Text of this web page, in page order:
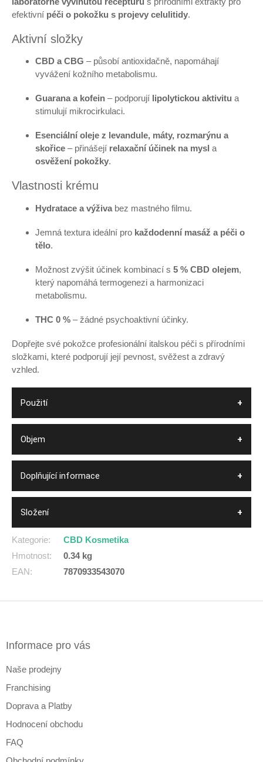
efektivní péči o pokožku s projevy celulitidy.
Aktivní složky
CBD a CBG – působí antioxidačně, napomáhají
vyvážení kožního metabolismu.
Guarana a kofein – podporují lipolytickou aktivitu a
stimulují mikrocirkulaci.
Esenciální oleje z levandule, máty, rozmarýnu a
skořice – přinášejí relaxační účinek na mysl a
osvěžení pokožky.
Vlastnosti krému
Hydratace a výživa bez mastného filmu.
Jemná textura ideální pro každodenní masáž a péči o
tělo.
Možnost zvýšit účinek kombinací s 5 % CBD olejem,
který napomáhá termogenezi a harmonizaci
metabolismu.
THC 0 % – žádné psychoaktivní účinky.
Dopřejte své pokožce profesionální italskou péči s přírodními
složkami, které podporují její pevnost, svěžest a zdravý
vzhled.
Použití
Objem
Doplňující informace
Složení
Kategorie:
CBD Kosmetika
Hmotnost:
0.34 kg
EAN: 7870933543070
Informace pro vás
Naše prodejny
Franchising
Doprava a Platby
Hodnocení obchodu
FAQ